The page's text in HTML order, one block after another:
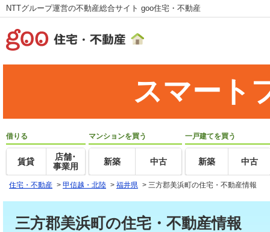
NTTグループ運営の不動産総合サイト goo住宅・不動産
スマート
借りる
賃貸
店舗･
事業用
マンションを買う
新築 中古
一戸建てを買う
新築 中古
住宅・不動産 > 甲信越・北陸 > 福井県 > 三方郡美浜町の住宅・不動産情報
三方郡美浜町の住宅・不動産情報